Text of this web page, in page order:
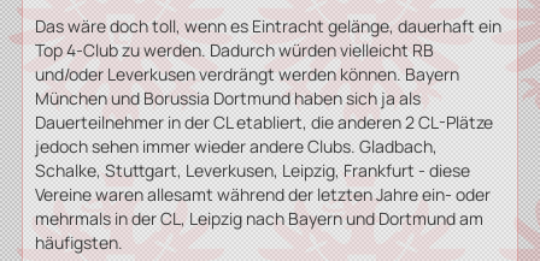
Samstag, 27. September 2025, 18:30 Uhr, Gladbach
Nach den letzten beiden Niederlagen in der Liga muß
morgen die Trendwende her
Pressekonferenz
Ausgeruht an den Niederrhein
Das wäre doch toll, wenn es Eintracht gelänge, dauerhaft ein
Top 4-Club zu werden. Dadurch würden vielleicht RB
und/oder Leverkusen verdrängt werden können. Bayern
München und Borussia Dortmund haben sich ja als
Dauerteilnehmer in der CL etabliert, die anderen 2 CL-Plätze
jedoch sehen immer wieder andere Clubs. Gladbach,
Schalke, Stuttgart, Leverkusen, Leipzig, Frankfurt - diese
Vereine waren allesamt während der letzten Jahre ein- oder
mehrmals in der CL, Leipzig nach Bayern und Dortmund am
häufigsten.